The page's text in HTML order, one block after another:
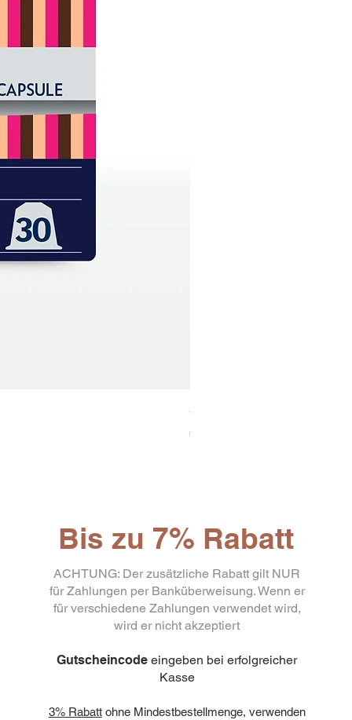
30x8 Caps. Alluminio
Preis
65,19 €
Bis zu 7% Rabatt
ACHTUNG: Der zusätzliche Rabatt gilt NUR
für Zahlungen per Banküberweisung. Wenn er
für verschiedene Zahlungen verwendet wird,
wird er nicht akzeptiert
Gutscheincode eingeben bei erfolgreicher
Kasse
3% Rabattohne Mindestbestellmenge, verwenden